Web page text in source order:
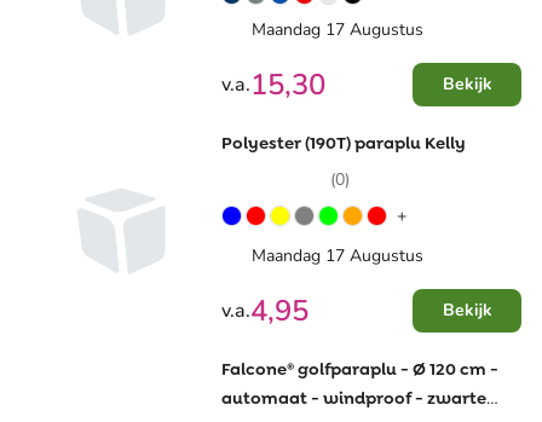
Maandag 17 Augustus
v.a.15,30 Bekijk
Polyester (190T) paraplu Kelly
(0)
+
Maandag 17 Augustus
v.a.4,95 Bekijk
Falcone® golfparaplu - Ø 120 cm -
automaat - windproof - zwarte